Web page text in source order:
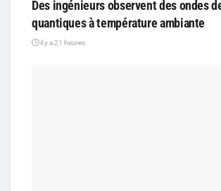
Des ingénieurs observent des ondes
quantiques à température ambiante
il y a 21 heures